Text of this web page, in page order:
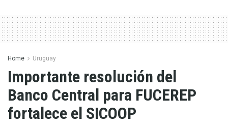
Home Uruguay
Importante resolución del
Banco Central para FUCEREP
fortalece el SICOOP